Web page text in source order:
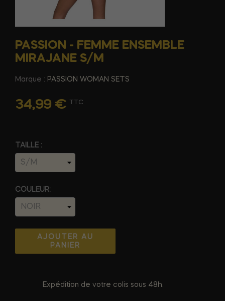
PASSION - FEMME ENSEMBLE
MIRAJANE S/M
Marque : PASSION WOMAN SETS
34,99 € TTC
TAILLE :
COULEUR:
AJOUTER AU
PANIER
Expédition de votre colis sous 48h.